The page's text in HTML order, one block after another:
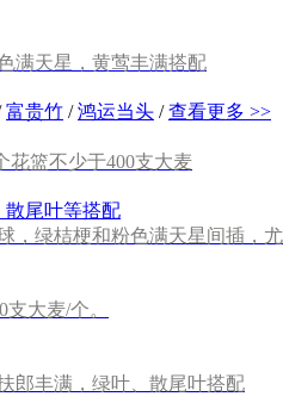
满天星，黄莺丰满搭配
富贵竹 /鸿运当头 /查看更多 >>
花篮不少于400支大麦
，绿桔梗和粉色满天星间插，
支大麦/个。
郎丰满，绿叶、散尾叶搭配